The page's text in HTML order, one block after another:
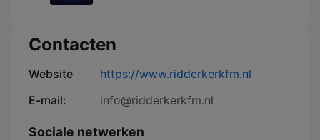
Contacten
Website
https://www.ridderkerkfm.nl
E-mail:
info@ridderkerkfm.nl
Sociale netwerken